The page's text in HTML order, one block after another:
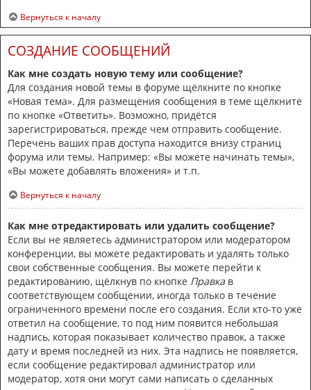
Вернуться к началу
СОЗДАНИЕ СООБЩЕНИЙ
Как мне создать новую тему или сообщение?
Для создания новой темы в форуме щёлкните по кнопке
«Новая тема». Для размещения сообщения в теме щёлкните
по кнопке «Ответить». Возможно, придётся
зарегистрироваться, прежде чем отправить сообщение.
Перечень ваших прав доступа находится внизу страниц
форума или темы. Например: «Вы можете начинать темы»,
«Вы можете добавлять вложения» и т.п.
Вернуться к началу
Как мне отредактировать или удалить сообщение?
Если вы не являетесь администратором или модератором
конференции, вы можете редактировать и удалять только
свои собственные сообщения. Вы можете перейти к
редактированию, щёлкнув по кнопке Правкав
соответствующем сообщении, иногда только в течение
ограниченного времени после его создания. Если кто-то уже
ответил на сообщение, то под ним появится небольшая
надпись, которая показывает количество правок, а также
дату и время последней из них. Эта надпись не появляется,
если сообщение редактировал администратор или
модератор, хотя они могут сами написать о сделанных